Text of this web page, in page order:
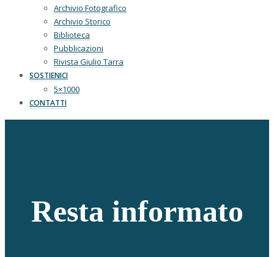
Archivio Fotografico
Archivio Storico
Biblioteca
Pubblicazioni
Rivista Giulio Tarra
SOSTIENICI
5×1000
CONTATTI
Resta informato